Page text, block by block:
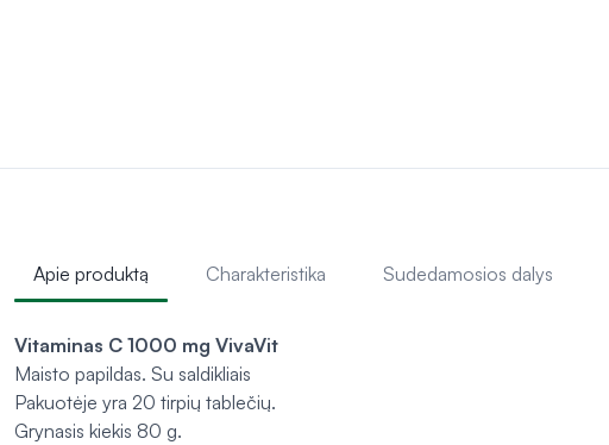
Apie produktą Charakteristika Sudedamosios dalys
Vitaminas C 1000 mg VivaVit
Maisto papildas. Su saldikliais
Pakuotėje yra 20 tirpių tablečių.
Grynasis kiekis 80 g.